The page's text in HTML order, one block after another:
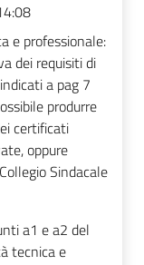
e professionale:
dei requisiti di
a pag 7
produrre
certificati
oppure
Sindacale
a1 e a2 del
tecnica e